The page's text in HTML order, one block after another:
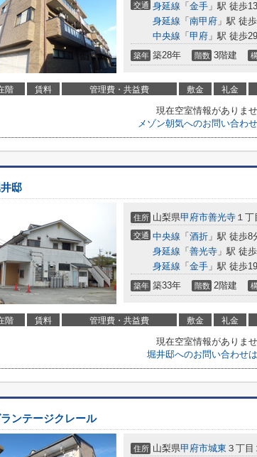
交通 身延線 「 金手 」駅 徒歩
身延線 「 南甲府 」駅 徒
中央線 「 甲府 」駅 徒歩
築年 築28年 階数 3階建
階 賃料 管理費・共益費 敷金 礼金
現在空室情報がありませ
メゾン朝気へのお問い合わ
邸
住所 山梨県甲府市善光寺 １
交通 中央線 「 酒折 」駅 徒歩8
身延線 「 善光寺 」駅 徒
身延線 「 金手 」駅 徒歩
築年 築33年 階数 2階建
階 賃料 管理費・共益費 敷金 礼金
現在空室情報がありませ
堀井邸へのお問い合わせ
ンテージクレール
住所 山梨県甲府市城東 ３丁目